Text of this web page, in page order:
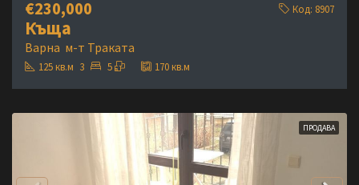
€230,000 Код: 8907
Къща
Варна м-т Траката
125 кв.м 3 5 170 кв.м
ПРОДАВА